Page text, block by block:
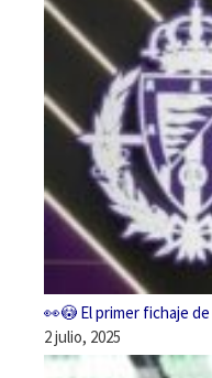
👀😳 El primer fichaje
2 julio, 2025